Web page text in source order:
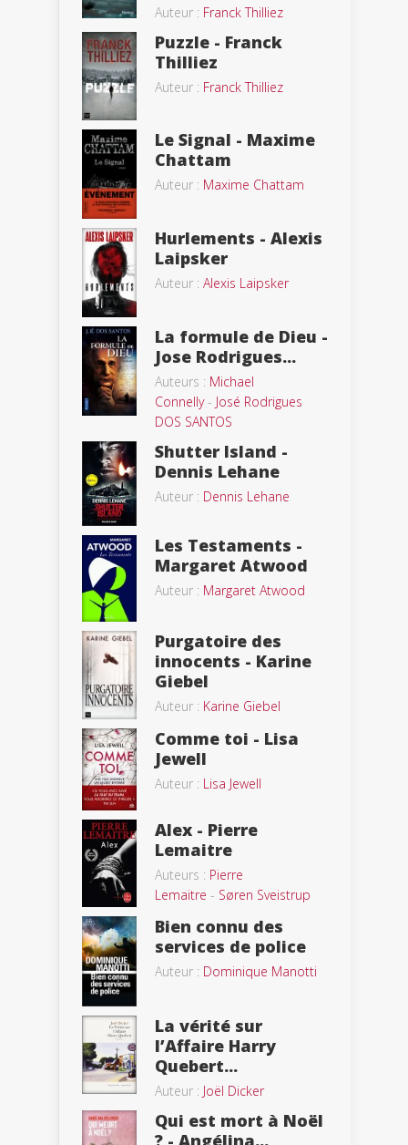
Auteur : Franck Thilliez
Puzzle - Franck
Thilliez
Auteur : Franck Thilliez
Le Signal - Maxime
Chattam
Auteur : Maxime Chattam
Hurlements - Alexis
Laipsker
Auteur : Alexis Laipsker
La formule de Dieu -
Jose Rodrigues...
Auteurs : Michael
Connelly- José Rodrigues
DOS SANTOS
Shutter Island -
Dennis Lehane
Auteur : Dennis Lehane
Les Testaments -
Margaret Atwood
Auteur : Margaret Atwood
Purgatoire des
innocents - Karine
Giebel
Auteur : Karine Giebel
Comme toi - Lisa
Jewell
Auteur : Lisa Jewell
Alex - Pierre
Lemaitre
Auteurs : Pierre
Lemaitre - Søren Sveistrup
Bien connu des
services de police
Auteur : Dominique Manotti
La vérité sur
l’Affaire Harry
Quebert...
Auteur : Joël Dicker
Qui est mort à Noël
? - Angélina...